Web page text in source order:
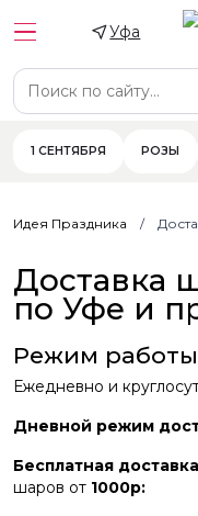
Уфа
1 СЕНТЯБРЯ РОЗЫ
Идея Праздника
Доставка
по Уфе и
Режим работы
Ежедневно и
Дневной режим
Бесплатная
шаров от 1000р: